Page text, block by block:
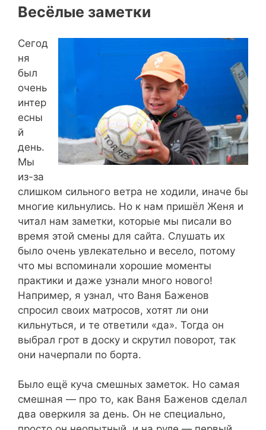
Весёлые заметки
Сегод
ня
был
очень
интер
есны
й
день.
Мы
из-за
слишком сильного ветра не ходили, иначе бы
многие кильнулись. Но к нам пришёл Женя и
читал нам заметки, которые мы писали во
время этой смены для сайта. Слушать их
было очень увлекательно и весело, потому
что мы вспоминали хорошие моменты
практики и даже узнали много нового!
Например, я узнал, что Ваня Баженов
спросил своих матросов, хотят ли они
кильнуться, и те ответили «да». Тогда он
выбрал грот в доску и скрутил поворот, так
они начерпали по борта.
Было ещё куча смешных заметок. Но самая
смешная — про то, как Ваня Баженов сделал
два оверкиля за день. Он не специально,